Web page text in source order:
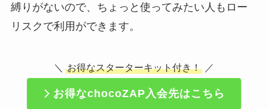
縛りがないので、ちょっと使ってみたい人もロー
リスクで利用ができます。
＼ お得なスターターキット付き！ ／
お得なchocoZAP入会先はこちら